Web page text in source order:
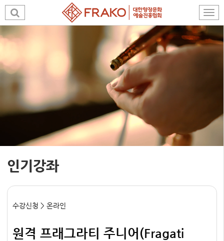
인기강좌
수강신청 > 온라인
원격 프래그라티 주니어(Fragati